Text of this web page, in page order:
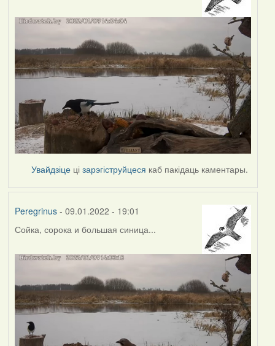
Увайдзіце цізарэгіструйцеся каб пакідаць каментары.
Peregrinus- 09.01.2022 - 19:01
Сойка, сорока и большая синица...